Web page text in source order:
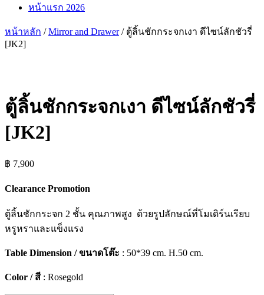
หน้าแรก 2026
หน้าหลัก /Mirror and Drawer/ ตู้ลิ้นชักกระจกเงา ดีไซน์ลักชัวรี่
[JK2]
ตู้ลิ้นชักกระจกเงา ดีไซน์ลักชัวรี่
[JK2]
฿ 7,900
Clearance Promotion
ตู้ลิ้นชักกระจก 2 ชั้น คุณภาพสูง ด้วยรูปลักษณ์ที่โมเดิร์นเรียบ
หรูหราและแข็งแรง
Table Dimension / ขนาดโต๊ะ : 50*39 cm. H.50 cm.
Color / สี : Rosegold